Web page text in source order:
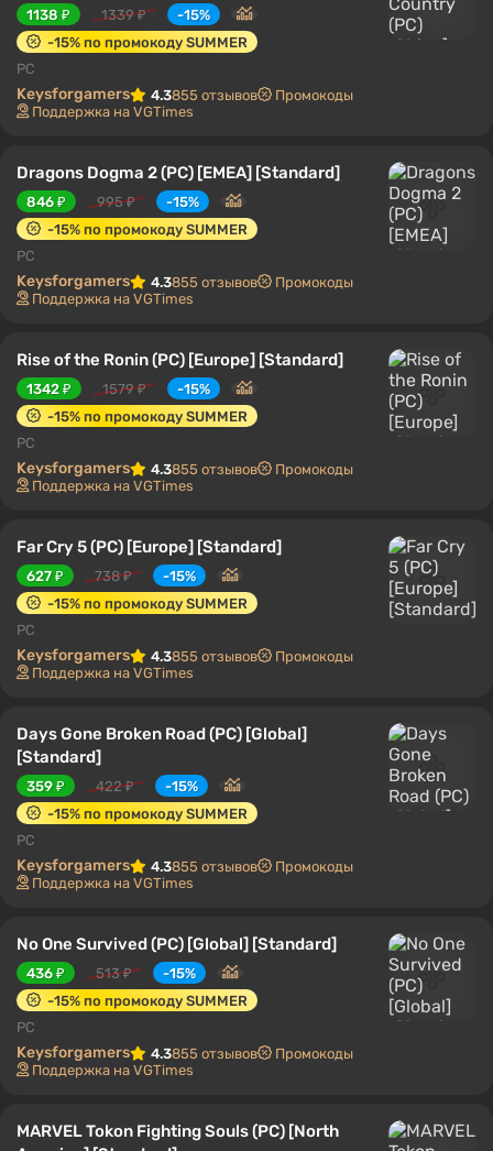
1138 ₽ 1339 ₽
-15%
-15% по промокоду SUMMER
PC
Keysforgamers 4.3855 отзывов
Промокоды
Поддержка на VGTimes
Dragons Dogma 2 (PC) [EMEA] [Standard]
846 ₽ 995 ₽
-15%
-15% по промокоду SUMMER
PC
Keysforgamers 4.3855 отзывов
Промокоды
Поддержка на VGTimes
Rise of the Ronin (PC) [Europe] [Standard]
1342 ₽ 1579 ₽
-15%
-15% по промокоду SUMMER
PC
Keysforgamers 4.3855 отзывов
Промокоды
Поддержка на VGTimes
Far Cry 5 (PC) [Europe] [Standard]
627 ₽ 738 ₽
-15%
-15% по промокоду SUMMER
PC
Keysforgamers 4.3855 отзывов
Промокоды
Поддержка на VGTimes
Days Gone Broken Road (PC) [Global]
[Standard]
359 ₽ 422 ₽
-15%
-15% по промокоду SUMMER
PC
Keysforgamers 4.3855 отзывов
Промокоды
Поддержка на VGTimes
No One Survived (PC) [Global] [Standard]
436 ₽ 513 ₽
-15%
-15% по промокоду SUMMER
PC
Keysforgamers 4.3855 отзывов
Промокоды
Поддержка на VGTimes
MARVEL Tokon Fighting Souls (PC) [North